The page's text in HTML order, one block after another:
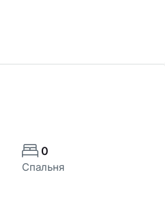
0
Спальня